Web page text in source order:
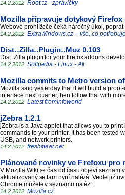
14.2.2012 Root.cz - zprávičky
Mozilla připravuje dotykový Firefox
Webové prohlížeče čeká náročný úkol,
14.2.2012 ExtraWindows.cz – vše, co
Dist::Zilla::Plugin::Moz 0.103
Dist::Zilla plugin for your firefox addons
14.2.2012 Softpedia - Linux - All
Mozilla commits to Metro version
Mozilla said yesterday that it will build a
interface next quarter,then follow that with
14.2.2012 Latest fromInfoworld
jZebra 1.2.1
jZebra is a Java applet that allows you to
commands to your printer. It has been tested
USB, and network printers.
14.2.2012 freshmeat.net
Plánované novinky ve Firefoxu pro
V Mozilla Wiki se čas od času objeví seznam
aktualizovaný se tam nyní nalézá. Vedle již
Chrome můžete v seznamu nalézt
14.2.2012 Mozilla.cz